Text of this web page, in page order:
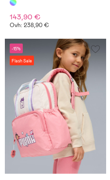
143,90 €
Ovh: 238,90 €
-15%
Flash Sale